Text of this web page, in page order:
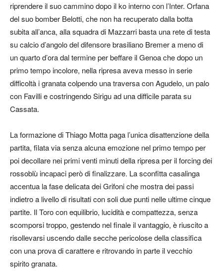
riprendere il suo cammino dopo il ko interno con l’Inter. Orfana
del suo bomber Belotti, che non ha recuperato dalla botta
subita all’anca, alla squadra di Mazzarri basta una rete di testa
su calcio d’angolo del difensore brasiliano Bremer a meno di
un quarto d’ora dal termine per beffare il Genoa che dopo un
primo tempo incolore, nella ripresa aveva messo in serie
difficoltà i granata colpendo una traversa con Agudelo, un palo
con Favilli e costringendo Sirigu ad una difficile parata su
Cassata.
La formazione di Thiago Motta paga l’unica disattenzione della
partita, filata via senza alcuna emozione nel primo tempo per
poi decollare nei primi venti minuti della ripresa per il forcing dei
rossoblù incapaci però di finalizzare. La sconfitta casalinga
accentua la fase delicata dei Grifoni che mostra dei passi
indietro a livello di risultati con soli due punti nelle ultime cinque
partite. Il Toro con equilibrio, lucidità e compattezza, senza
scomporsi troppo, gestendo nel finale il vantaggio, è riuscito a
risollevarsi uscendo dalle secche pericolose della classifica
con una prova di carattere e ritrovando in parte il vecchio
spirito granata.